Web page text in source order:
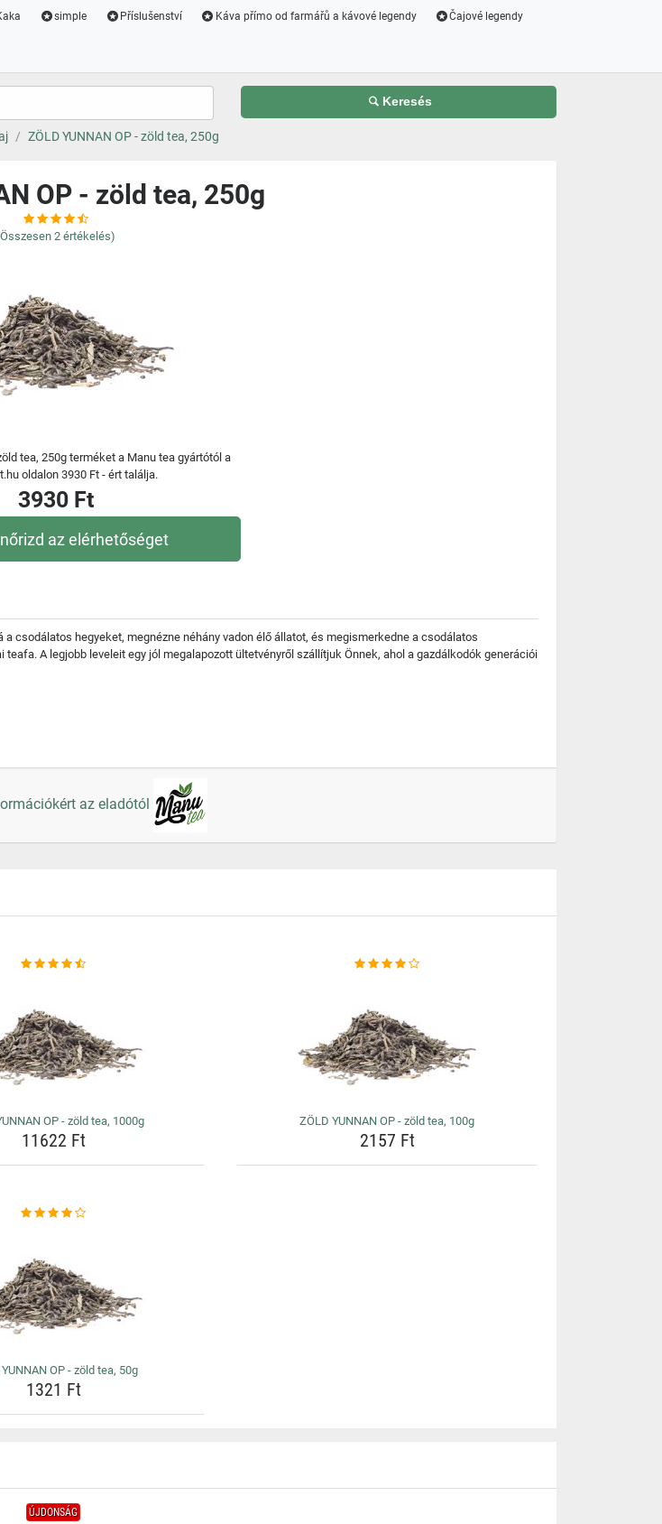
simple Příslušenství Káva přímo od farmářů a kávové legendy Čajové legendy
Keresés
ZÖLD YUNNAN OP - zöld tea, 250g
OP - zöld tea, 250g
2 értékelés)
tea, 250g terméket a Manu tea gyártótól a
oldalon 3930 Ft - ért találja.
3930 Ft
az elérhetőséget
csodálatos hegyeket, megnézne néhány vadon élő állatot, és megismerkedne a csodálatos
A legjobb leveleit egy jól megalapozott ültetvényről szállítjuk Önnek, ahol a gazdálkodók generációi
az eladótól
OP - zöld tea, 1000g
11622 Ft
ZÖLD YUNNAN OP - zöld tea, 100g
2157 Ft
OP - zöld tea, 50g
1321 Ft
ÚJDONSÁG